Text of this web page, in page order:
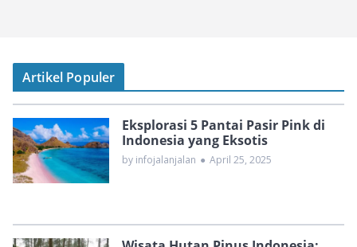
Artikel Populer
Eksplorasi 5 Pantai Pasir Pink di
Indonesia yang Eksotis
by infojalanjalan ● April 25, 2025